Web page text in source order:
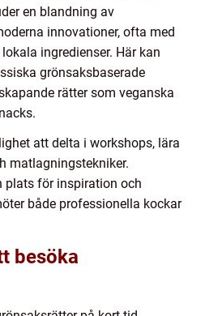
en blandning av
innovationer, ofta med
ingredienser. Här kan
grönsaksbaserade
rätter som veganska
att delta i workshops, lära
matlagningstekniker.
plats för inspiration och
både professionella kockar
besöka